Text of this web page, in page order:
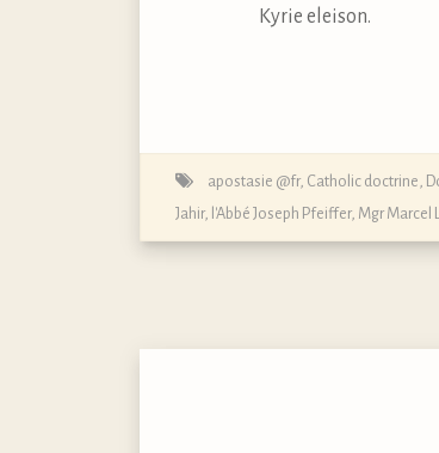
Kyrie eleison.
apostasie @fr, Catholic doctrine,
Jahir, l'Abbé Joseph Pfeiffer, Mgr Marcel